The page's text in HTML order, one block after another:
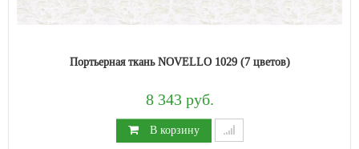
Портьерная ткань NOVELLO 1029 (7 цветов)
8 343 руб.
В корзину